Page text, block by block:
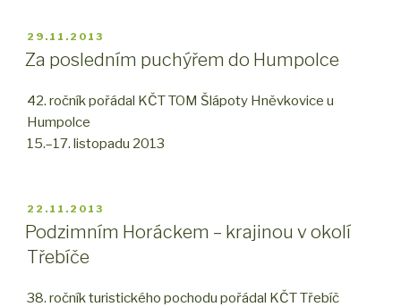
PUBLIKOVÁNO
29.11.2013
Za posledním puchýřem do Humpolce
42. ročník pořádal KČT TOM Šlápoty Hněvkovice u
Humpolce
15.–17. listopadu 2013
PUBLIKOVÁNO
22.11.2013
Podzimním Horáckem – krajinou v okolí
Třebíče
38. ročník turistického pochodu pořádal KČT Třebíč